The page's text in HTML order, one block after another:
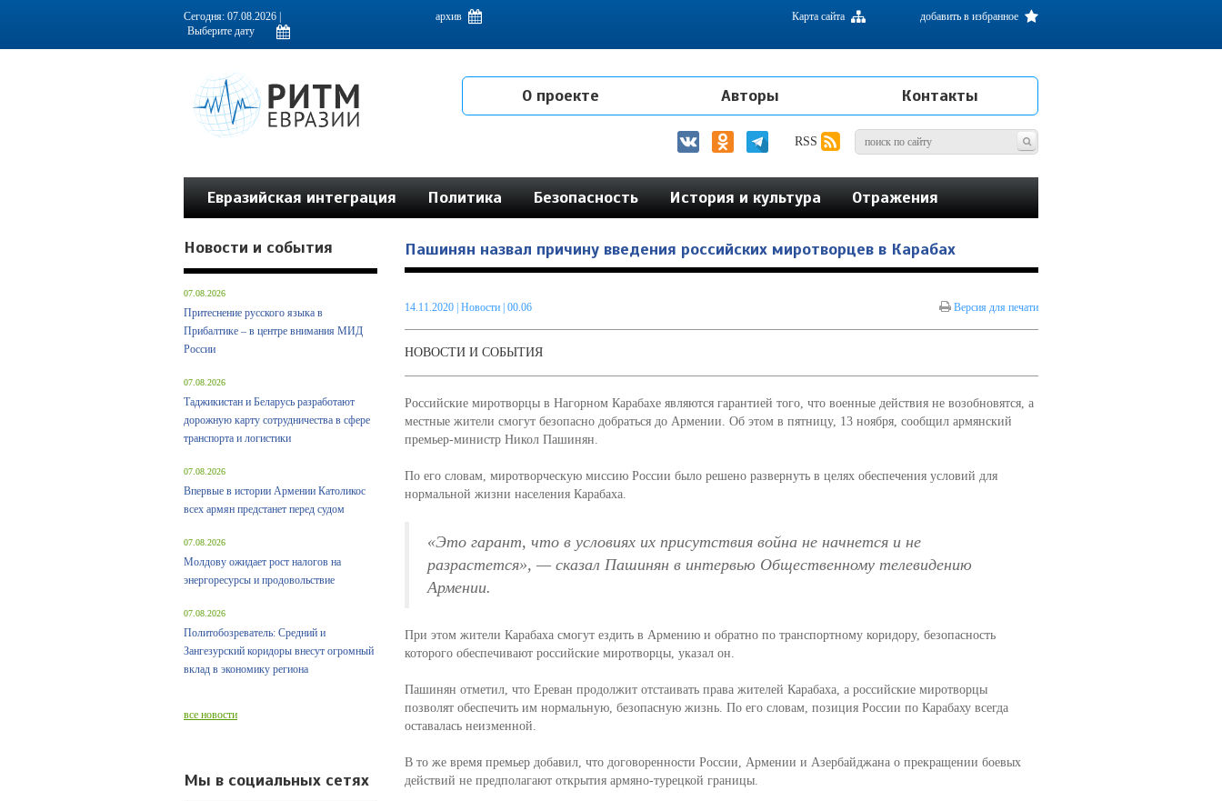
Информационно-аналитическое издание, посвященное актуальным проблемам интеграции на постсоветском пространстве
Сегодня: 07.08.2026 | архив добавить в избранное
Карта сайта
О проекте Авторы Контакты
RSS
Евразийская интеграция Политика Безопасность История и культура Отражения
Пашинян назвал причину введения российских миротворцев в Карабах
14.11.2020| Новости | 00.06 Версия для печати
НОВОСТИ И СОБЫТИЯ
Российские миротворцы в Нагорном Карабахе являются гарантией того, что военные действия не возобновятся, а
местные жители смогут безопасно добраться до Армении. Об этом в пятницу, 13 ноября, сообщил армянский
премьер-министр Никол Пашинян.
По его словам, миротворческую миссию России было решено развернуть в целях обеспечения условий для
нормальной жизни населения Карабаха.
«Это гарант, что в условиях их присутствия война не начнется и не
разрастется», — сказал Пашинян в интервью Общественному телевидению
Армении.
При этом жители Карабаха смогут ездить в Армению и обратно по транспортному коридору, безопасность
которого обеспечивают российские миротворцы, указал он.
Пашинян отметил, что Ереван продолжит отстаивать права жителей Карабаха, а российские миротворцы
позволят обеспечить им нормальную, безопасную жизнь. По его словам, позиция России по Карабаху всегда
оставалась неизменной.
В то же время премьер добавил, что договоренности России, Армении и Азербайджана о прекращении боевых
действий не предполагают открытия армяно-турецкой границы.
Новости и события
07.08.2026
Притеснение русского языка в
Прибалтике – в центре внимания МИД
России
07.08.2026
Таджикистан и Беларусь разработают
дорожную карту сотрудничества в сфере
транспорта и логистики
07.08.2026
Впервые в истории Армении Католикос
всех армян предстанет перед судом
07.08.2026
Молдову ожидает рост налогов на
энергоресурсы и продовольствие
07.08.2026
Политобозреватель: Средний и
Зангезурский коридоры внесут огромный
вклад в экономику региона
все новости
Мы в социальных сетях